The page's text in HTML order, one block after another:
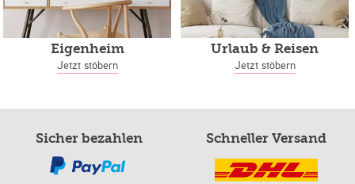
Eigenheim
Jetzt stöbern
Urlaub & Reisen
Jetzt stöbern
Sicher bezahlen Schneller Versand